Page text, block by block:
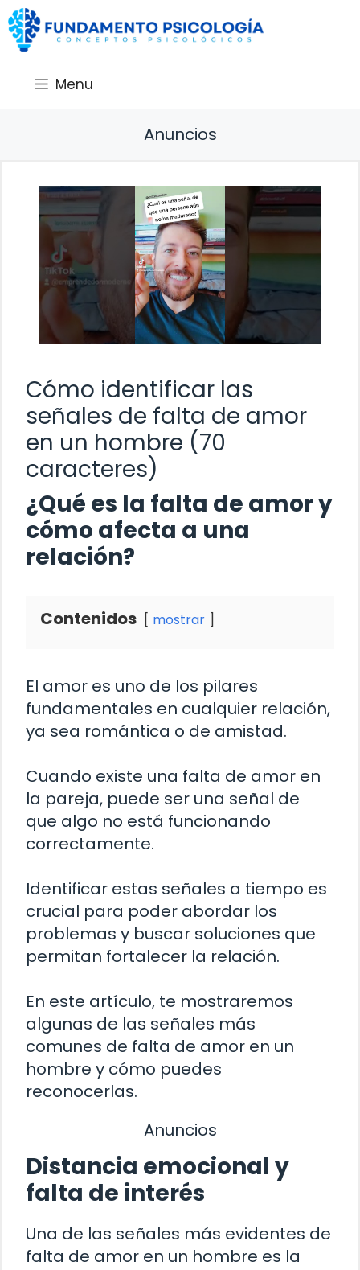
Saltar
al
contenido
Menu
Anuncios
Cómo identificar las
señales de falta de amor
en un hombre (70
caracteres)
¿Qué es la falta de amor y
cómo afecta a una
relación?
Contenidos mostrar
El amor es uno de los pilares
fundamentales en cualquier relación,
ya sea romántica o de amistad.
Cuando existe una falta de amor en
la pareja, puede ser una señal de
que algo no está funcionando
correctamente.
Identificar estas señales a tiempo es
crucial para poder abordar los
problemas y buscar soluciones que
permitan fortalecer la relación.
En este artículo, te mostraremos
algunas de las señales más
comunes de falta de amor en un
hombre y cómo puedes
reconocerlas.
Anuncios
Distancia emocional y
falta de interés
Una de las señales más evidentes de
falta de amor en un hombre es la